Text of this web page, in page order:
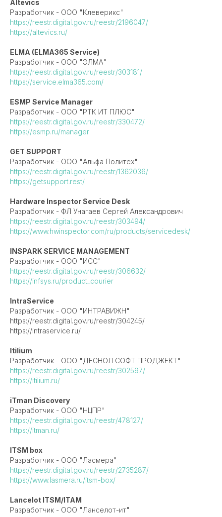
Altevics
Разработчик - ООО "Клеверикс"
https://reestr.digital.gov.ru/reestr/2196047/
https://altevics.ru/
ELMA (ELMA365 Service)
Разработчик - ООО "ЭЛМА"
https://reestr.digital.gov.ru/reestr/303181/
https://service.elma365.com/
ESMP Service Manager
Разработчик - ООО "РТК ИТ ПЛЮС"
https://reestr.digital.gov.ru/reestr/330472/
https://esmp.ru/manager
GET SUPPORT
Разработчик - ООО "Альфа Политех"
https://reestr.digital.gov.ru/reestr/1362036/
https://getsupport.rest/
Hardware Inspector Service Desk
Разработчик - ФЛ Унагаев Сергей Александрович
https://reestr.digital.gov.ru/reestr/303494/
https://www.hwinspector.com/ru/products/servicedesk/
INSPARK SERVICE MANAGEMENT
Разработчик - ООО "ИСС"
https://reestr.digital.gov.ru/reestr/306632/
https://infsys.ru/product_courier
IntraService
Разработчик - ООО "ИНТРАВИЖН"
https://reestr.digital.gov.ru/reestr/304245/
https://intraservice.ru/
Itilium
Разработчик - ООО "ДЕСНОЛ СОФТ ПРОДЖЕКТ"
https://reestr.digital.gov.ru/reestr/302597/
https://itilium.ru/
iTman Discovery
Разработчик - ООО "НЦПР"
https://reestr.digital.gov.ru/reestr/478127/
https://itman.ru/
ITSM box
Разработчик - ООО "Ласмера"
https://reestr.digital.gov.ru/reestr/2735287/
https://www.lasmera.ru/itsm-box/
Lancelot ITSM/ITAM
Разработчик - ООО "Ланселот-ит"